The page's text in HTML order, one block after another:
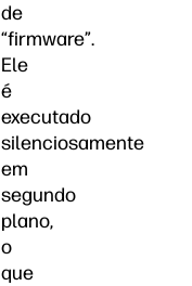
de
“firmware”.
Ele
é
executado
silenciosamente
em
segundo
plano,
o
que